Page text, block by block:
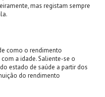
mas registam sempre
como o rendimento
a idade. Saliente-se o
estado de saúde a partir dos
do rendimento